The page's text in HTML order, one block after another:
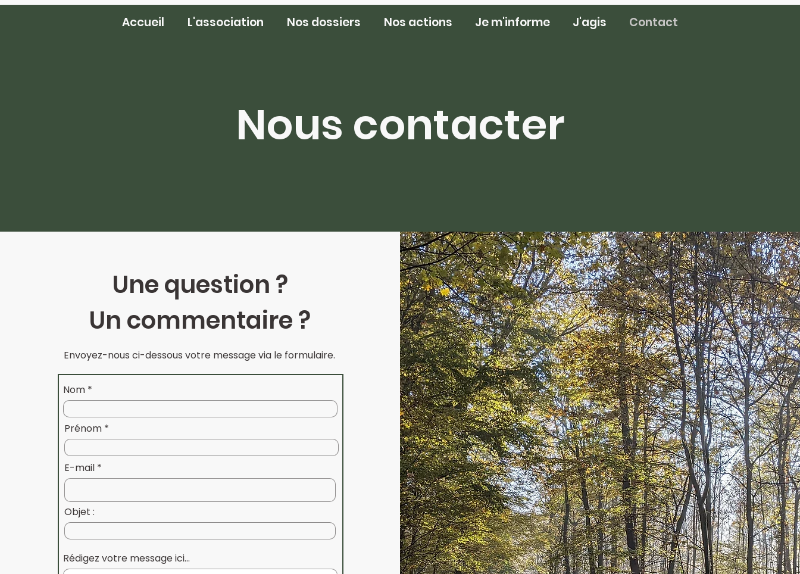
Accueil L'association Nos dossiers Nos actions Je m'informe J'agis Contact
Nous contacter
Une question ?
Un commentaire ?
Envoyez-nous ci-dessous votre message via le formulaire.
Nom
Prénom
E-mail
Objet :
Rédigez votre message ici...